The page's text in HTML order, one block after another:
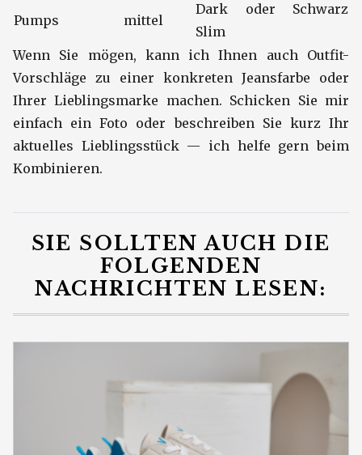
Pumps mittel
Dark oder Schwarz
Slim
Wenn Sie mögen, kann ich Ihnen auch Outfit-
Vorschläge zu einer konkreten Jeansfarbe oder
Ihrer Lieblingsmarke machen. Schicken Sie mir
einfach ein Foto oder beschreiben Sie kurz Ihr
aktuelles Lieblingsstück — ich helfe gern beim
Kombinieren.
SIE SOLLTEN AUCH DIE
FOLGENDEN
NACHRICHTEN LESEN: